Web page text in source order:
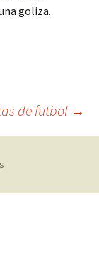
goliza.
de futbol →